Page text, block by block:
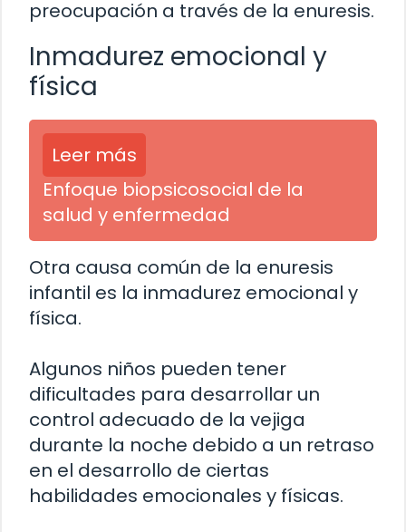
preocupación a través de la enuresis.
Inmadurez emocional y
física
Leer más
Enfoque biopsicosocial de la
salud y enfermedad
Otra causa común de la enuresis
infantil es la inmadurez emocional y
física.
Algunos niños pueden tener
dificultades para desarrollar un
control adecuado de la vejiga
durante la noche debido a un retraso
en el desarrollo de ciertas
habilidades emocionales y físicas.